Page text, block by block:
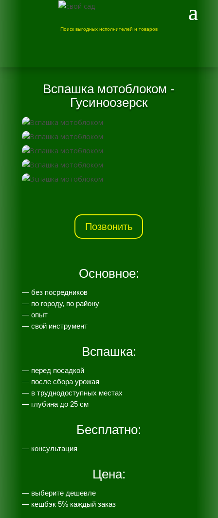
Поиск выгодных исполнителей и товаров
Вспашка мотоблоком -
Гусиноозерск
Позвонить
Основное:
— без посредников
— по городу, по району
— опыт
— свой инструмент
Вспашка:
— перед посадкой
— после сбора урожая
— в труднодоступных местах
— глубина до 25 см
Бесплатно:
— консультация
Цена:
— выберите дешевле
— кешбэк 5% каждый заказ